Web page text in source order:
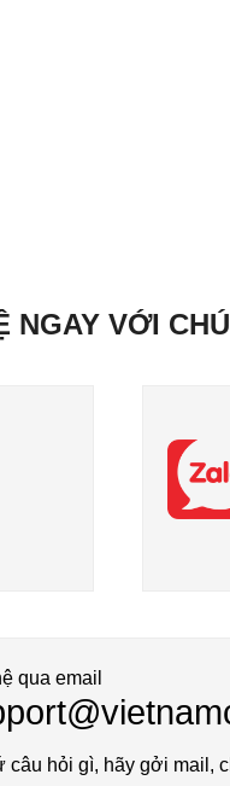
NGAY VỚI
qua email
câu hỏi gì, hãy gởi mail,